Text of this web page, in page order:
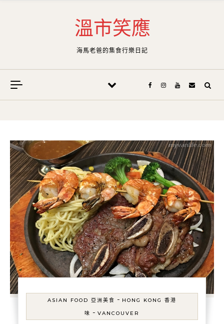
溫市笑應
海馬老爸的集食行樂日記
ASIAN FOOD 亞洲美食 - HONG KONG 香港
味 - VANCOUVER